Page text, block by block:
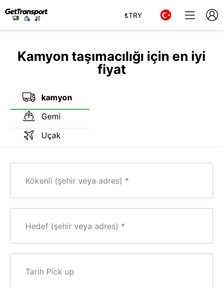
₺TRY
Kamyon taşımacılığı için en iyi
fiyat
kamyon
Gemi
Uçak
Kökenli (şehir veya adres)
Hedef (şehir veya adres)
Tarih Pick up